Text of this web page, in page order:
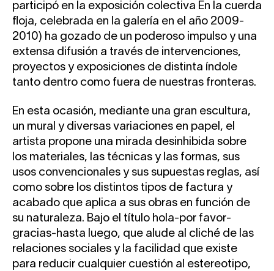
participó en la exposición colectiva En la cuerda
floja, celebrada en la galería en el año 2009-
2010) ha gozado de un poderoso impulso y una
extensa difusión a través de intervenciones,
proyectos y exposiciones de distinta índole
tanto dentro como fuera de nuestras fronteras.
En esta ocasión, mediante una gran escultura,
un mural y diversas variaciones en papel, el
artista propone una mirada desinhibida sobre
los materiales, las técnicas y las formas, sus
usos convencionales y sus supuestas reglas, así
como sobre los distintos tipos de factura y
acabado que aplica a sus obras en función de
su naturaleza. Bajo el título hola-por favor-
gracias-hasta luego, que alude al cliché de las
relaciones sociales y la facilidad que existe
para reducir cualquier cuestión al estereotipo,